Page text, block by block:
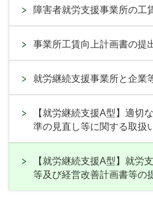
障害者就労支援事業所の工
事業所工賃向上計画書の提
就労継続支援事業所と企業
【就労継続支援A型】適切
準の見直し等に関する取扱
【就労継続支援A型】就労
等及び経営改善計画書等の